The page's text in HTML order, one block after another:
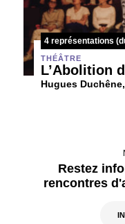
4 représentations
THÉÂTRE
L’Abolition
Hugues
Restez
rencontres